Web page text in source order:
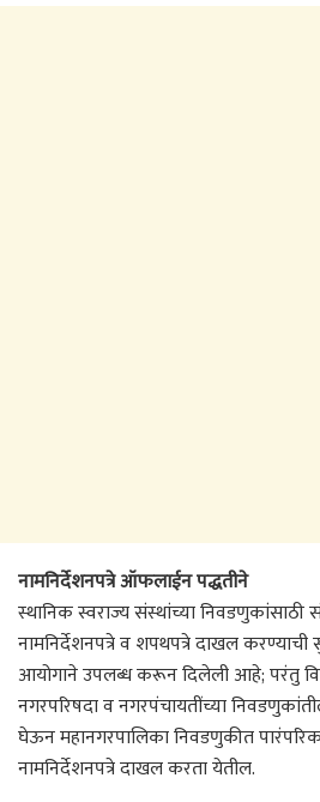
नामनिर्देशनपत्रे ऑफलाईन पद्धतीने
स्थानिक स्वराज्य संस्थांच्या निवडणुकांसाठी
नामनिर्देशनपत्रे व शपथपत्रे दाखल
आयोगाने उपलब्ध करून दिलेली आहे; परंतु
नगरपरिषदा व नगरपंचायतींच्या
घेऊन महानगरपालिका निवडणुकीत
नामनिर्देशनपत्रे दाखल करता येतील.